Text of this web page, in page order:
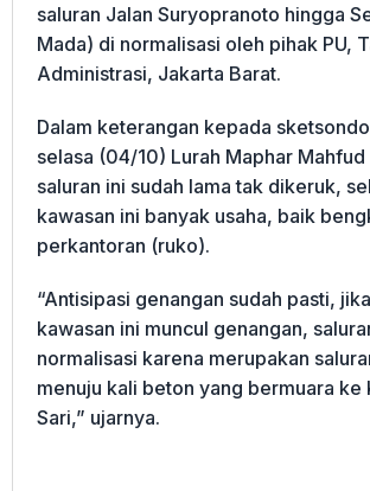
saluran Jalan Suryopranoto hingga
Mada) di normalisasi oleh pihak PU,
Administrasi, Jakarta Barat.
Dalam keterangan kepada
selasa (04/10) Lurah Maphar
saluran ini sudah lama tak dikeruk,
kawasan ini banyak usaha, baik
perkantoran (ruko).
“Antisipasi genangan sudah pasti,
kawasan ini muncul genangan,
normalisasi karena merupakan
menuju kali beton yang bermuara ke
Sari,” ujarnya.